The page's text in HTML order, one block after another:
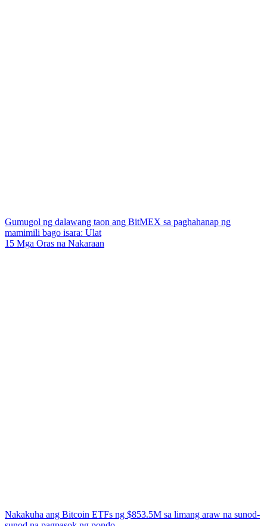
Gumugol ng dalawang taon ang BitMEX sa paghahanap ng
mamimili bago isara: Ulat
15 Mga Oras na Nakaraan
Nakakuha ang Bitcoin ETFs ng $853.5M sa limang araw na sunod-